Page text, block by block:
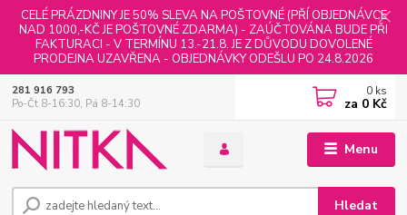
CELÉ PRÁZDNINY JE 50% SLEVA NA POŠTOVNÉ (PŘÍ OBJEDNÁVCE
NAD 1000,-KČ JE POŠTOVNÉ ZDARMA) - ZAÚČTOVÁNA BUDE PŘI
FAKTURACI - V TERMÍNU 13.-21.8. JE Z DŮVODU DOVOLENÉ
PRODEJNA UZAVŘENA - OBJEDNÁVKY ODEŠLU PO 24.8.2026
Menu
Hledat
281 916 793
Po-Čt 8-16:30, Pá 8-14:30
0 ks
za 0 Kč